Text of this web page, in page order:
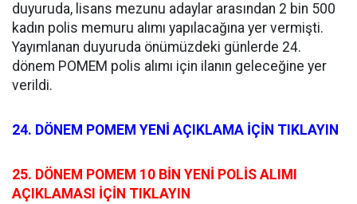
duyuruda, lisans mezunu adaylar arasından 2 bin 500
kadın polis memuru alımı yapılacağına yer vermişti.
Yayımlanan duyuruda önümüzdeki günlerde 24.
dönem POMEM polis alımı için ilanın geleceğine yer
verildi.
24. DÖNEM POMEM YENİ AÇIKLAMA İÇİN TIKLAYIN
25. DÖNEM POMEM 10 BİN YENİ POLİS ALIMI
AÇIKLAMASI İÇİN TIKLAYIN